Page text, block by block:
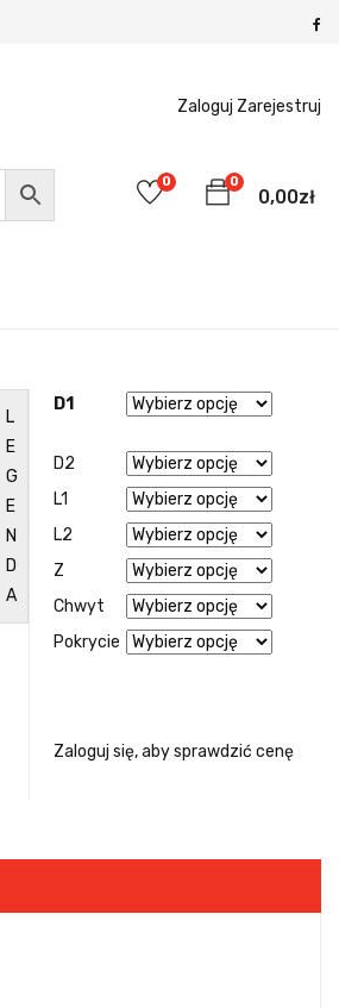
Zaloguj Zarejestruj
0
0,00zł
0
L
E
G
E
N
D
A
D1
D2
L1
L2
Z
Chwyt
Pokrycie
Zaloguj się, aby sprawdzić cenę